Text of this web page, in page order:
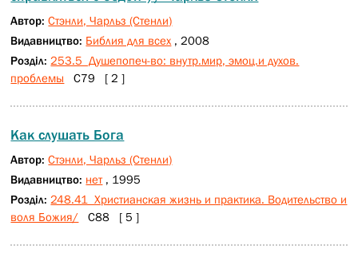
Автор:Стэнли, Чарльз (Стенли)
Видавництво: Библия для всех , 2008
Розділ: 253.5 Душепопеч-во: внутр.мир, эмоц.и духов.
проблемы С79 [ 2 ]
Как слушать Бога
Автор:Стэнли, Чарльз (Стенли)
Видавництво: нет, 1995
Розділ: 248.41 Христианская жизнь и практика. Водительство и
воля Божия/ С88 [ 5 ]